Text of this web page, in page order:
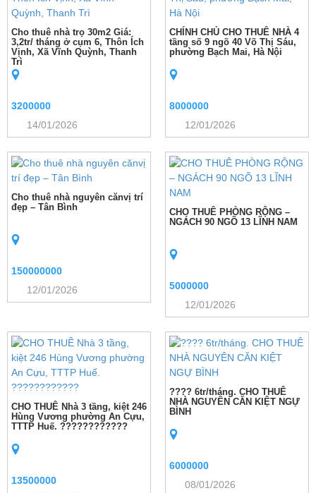
Cho thuê nhà trọ 30m2 Giá:
3,2tr/ tháng ở cụm 6, Thôn Ích
Vịnh, Xã Vĩnh Quỳnh, Thanh
Trì
3200000
14/01/2026
CHÍNH CHỦ CHO THUÊ NHÀ 4
tầng số 9 ngõ 40 Võ Thị Sáu,
phường Bạch Mai, Hà Nội
8000000
12/01/2026
Cho thuê nhà nguyên cănvị trí
đẹp – Tân Bình
150000000
12/01/2026
CHO THUÊ PHÒNG RỘNG –
NGÁCH 90 NGÕ 13 LĨNH NAM
5000000
12/01/2026
CHO THUÊ Nhà 3 tầng, kiệt 246
Hùng Vương phường An Cựu,
TTTP Huế. ????????????
13500000
???? 6tr/tháng. CHO THUÊ
NHÀ NGUYÊN CĂN KIỆT NGỰ
BÌNH
6000000
08/01/2026